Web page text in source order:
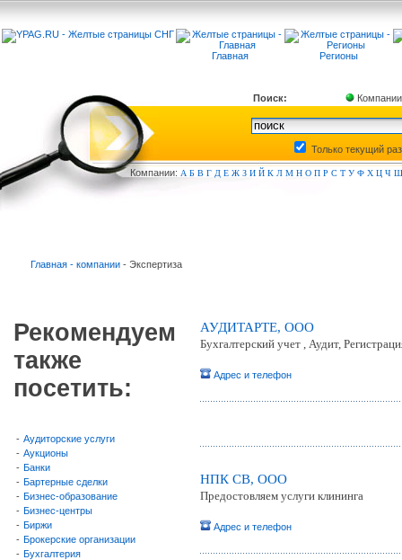
Главная Регионы
Поиск: Компании
Только текущий
Компании: А Б В Г Д Е Ж З И Й К Л М Н О П Р С Т У Ф Х Ц Ч Ш
Главная - компании - Экспертиза
Рекомендуем
также
посетить:
- Аудиторские услуги
- Аукционы
- Банки
- Бартерные сделки
- Бизнес-образование
- Бизнес-центры
- Биржи
- Брокерские организации
- Бухгалтерия
АУДИТАРТЕ, ООО
Бухгалтерский учет , Аудит,
Адрес и телефон
НПК СВ, ООО
Предостовляем услуги клининга
Адрес и телефон